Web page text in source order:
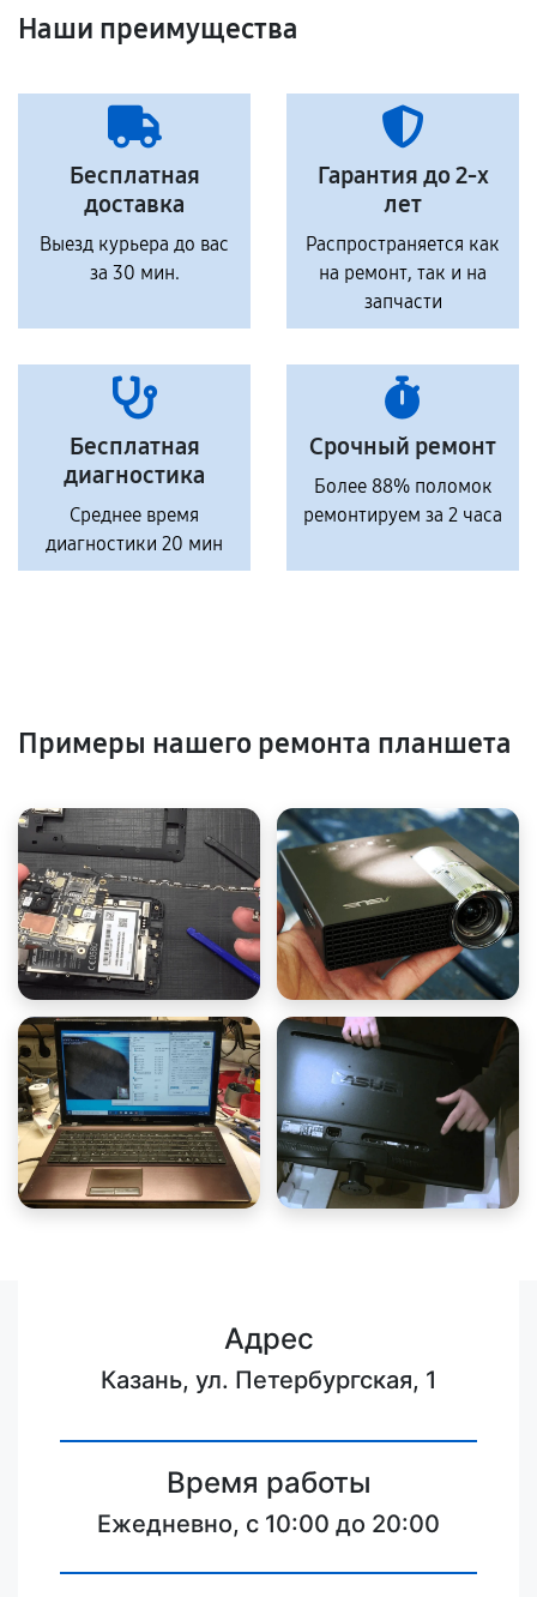
Наши преимущества
Бесплатная
доставка
Выезд курьера до вас
за 30 мин.
Гарантия до 2-х
лет
Распространяется как
на ремонт, так и на
запчасти
Бесплатная
диагностика
Среднее время
диагностики 20 мин
Срочный ремонт
Более 88% поломок
ремонтируем за 2 часа
Примеры нашего ремонта планшета
Адрес
Казань, ул. Петербургская, 1
Время работы
Ежедневно, с 10:00 до 20:00